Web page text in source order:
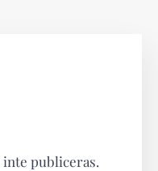
publiceras.